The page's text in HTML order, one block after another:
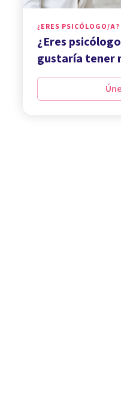
¿ERES PSICÓLOGO/A?
¿Eres
gustaría tener